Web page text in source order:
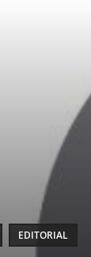
EDITORIAL